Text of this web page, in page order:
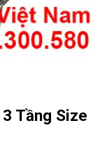
Tầng Size